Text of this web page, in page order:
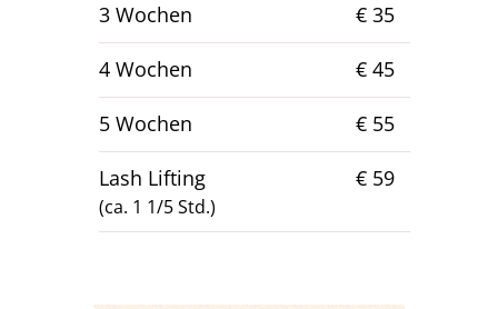
3 Wochen € 35
4 Wochen € 45
5 Wochen € 55
Lash Lifting € 59
(ca. 1 1/5 Std.)